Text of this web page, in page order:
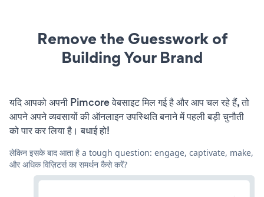
Remove the Guesswork of
Building Your Brand
यदि आपको अपनी Pimcore वेबसाइट मिल गई है और आप चल रहे हैं, तो
आपने अपने व्यवसायों की ऑनलाइन उपस्थिति बनाने में पहली बड़ी चुनौती
को पार कर लिया है। बधाई हो!
लेकिन इसके बाद आता है a tough question: engage, captivate, make,
और अधिक विज़िटर्स का समर्थन कैसे करें?